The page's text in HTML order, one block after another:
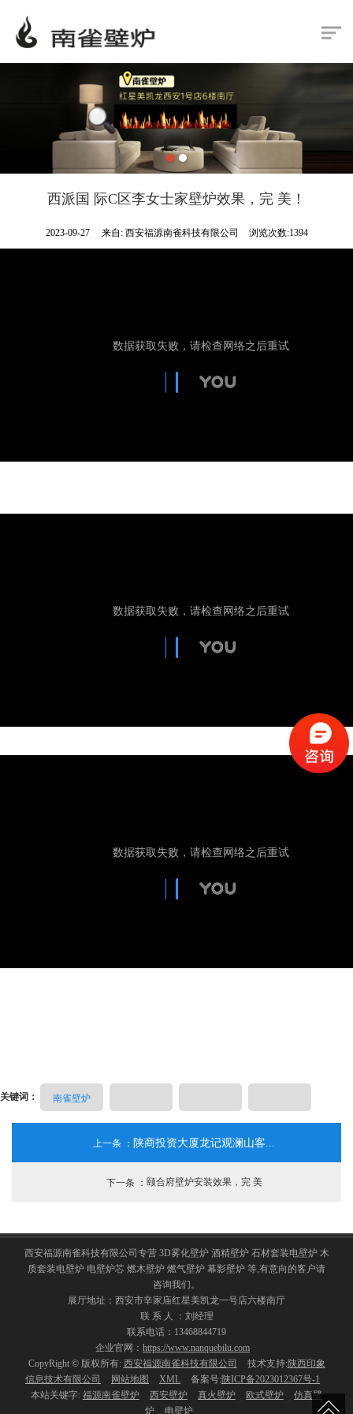
西派国 际C区李女士家壁炉效果，完 美！
2023-09-27 来自: 西安福源南雀科技有限公司 浏览次数:1394
关键词： 南雀壁炉
上一条 ： 陕商投资大厦龙记观澜山客...
下一条 ： 颐合府壁炉安装效果，完 美
西安福源南雀科技有限公司专营 3D雾化壁炉 酒精壁炉 石材套装电壁炉 木
质套装电壁炉 电壁炉芯 燃木壁炉 燃气壁炉 幕影壁炉 等,有意向的客户请
咨询我们。
展厅地址：西安市辛家庙红星美凯龙一号店六楼南厅
联 系 人 ：刘经理
联系电话：13468844719
企业官网： https://www.nanquebilu.com
CopyRight © 版权所有: 西安福源南雀科技有限公司 技术支持:陕西印象
信息技术有限公司
网站地图 XML 备案号:陕ICP备2023012367号-1
本站关键字: 福源南雀壁炉 西安壁炉 真火壁炉 欧式壁炉
仿真壁
炉
电壁炉